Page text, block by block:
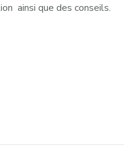
ainsi que des conseils.